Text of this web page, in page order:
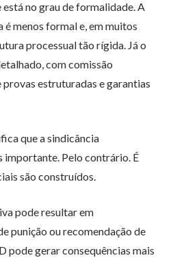
no grau de formalidade. A
menos formal e, em muitos
processual tão rígida. Já o
com comissão
estruturadas e garantias
que a sindicância
importante. Pelo contrário. É
são construídos.
pode resultar em
punição ou recomendação de
pode gerar consequências mais